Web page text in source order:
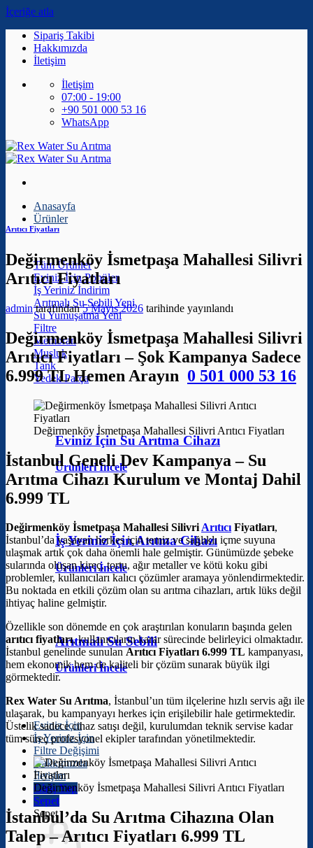
İçeriğe atla
Sipariş Takibi
Hakkımızda
İletişim
İletişim
07:00 - 19:00
+90 501 000 53 16
WhatsApp
Anasayfa
Ürünler
Tüm Ürünler
Eviniz İçin
İş Yeriniz
Arıtmalı Su Sebili
Su Yumuşatma
Filtre
Membran
Musluk
Tank
Yedek Parça
Eviniz İçin Su Arıtma Cihazı
Ürünleri İncele
İş Yeriniz İçin Arıtma Cihazı
Ürünleri İncele
Arıtmalı Su Sebili
Ürünleri İncele
Eviniz İçin
İş Yeriniz İçin
Filtre Değişimi
Hakkımızda
İletişim
Giriş Yap
Sepet
Sepet
Arıtıcı Fiyatları
Değirmenköy İsmetpaşa Mahallesi Silivri
Arıtıcı Fiyatları
admintarafından 5 Mayıs 2026 tarihinde yayınlandı
Değirmenköy İsmetpaşa Mahallesi Silivri
Arıtıcı Fiyatları – Şok Kampanya Sadece
6.999 TL Hemen Arayın 0 501 000 53 16
Değirmenköy İsmetpaşa Mahallesi Silivri Arıtıcı Fiyatları
İstanbul Geneli Dev Kampanya – Su
Arıtma Cihazı Kurulum ve Montaj Dahil
6.999 TL
Değirmenköy İsmetpaşa Mahallesi SilivriArıtıcıFiyatları,
İstanbul’da yaşayan herkes için temiz ve sağlıklı içme suyuna
ulaşmak artık çok daha önemli hale gelmiştir. Günümüzde şebeke
sularında oluşan kireç, tortu, ağır metaller ve kötü koku gibi
problemler, kullanıcıları kalıcı çözümler aramaya yönlendirmektedir.
Bu noktada en etkili çözüm olan su arıtma cihazları, artık lüks değil
ihtiyaç haline gelmiştir.
Özellikle son dönemde en çok araştırılan konuların başında gelen
arıtıcı fiyatları, kullanıcıların karar sürecinde belirleyici olmaktadır.
İstanbul genelinde sunulan Arıtıcı Fiyatları 6.999 TL kampanyası,
hem ekonomik hem de kaliteli bir çözüm sunarak büyük ilgi
görmektedir.
Rex Water Su Arıtma, İstanbul’un tüm ilçelerine hızlı servis ağı ile
ulaşarak, bu kampanyayı herkes için erişilebilir hale getirmektedir.
Üstelik sadece cihaz satışı değil, kurulumdan teknik servise kadar
tüm süreç profesyonel ekipler tarafından yönetilmektedir.
Değirmenköy İsmetpaşa Mahallesi Silivri Arıtıcı Fiyatları
İstanbul’da Su Arıtma Cihazına Olan
Talep –Arıtıcı Fiyatları 6.999 TL